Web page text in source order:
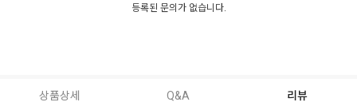
등록된 문의가 없습니다.
상품상세 Q&A 리뷰